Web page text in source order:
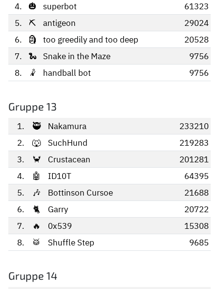
4.
🎃 superbot
61323
5.
⛏ antigeon
29024
6.
🗿 too greedily and too deep
20528
7.
🐍 Snake in the Maze
9756
8.
🤾 handball bot 9756
Gruppe 13
1. 🥷 Nakamura
233210
2.
🐺 SuchHund
219283
3.
🦀 Crustacean
201281
4.
🤖 ID10T
64395
5.
🎶 Bottinson Cursoe
21688
6.
🐈 Garry
20722
7.
🔥 0x539
15308
8.
🥁 Shuffle Step 9685
Gruppe 14